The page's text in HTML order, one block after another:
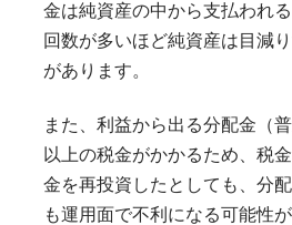
金は純資産の中から支払われ
回数が多いほど純資産は目減
があります。
また、利益から出る分配金（
以上の税金がかかるため、税
金を再投資したとしても、分
も運用面で不利になる可能性